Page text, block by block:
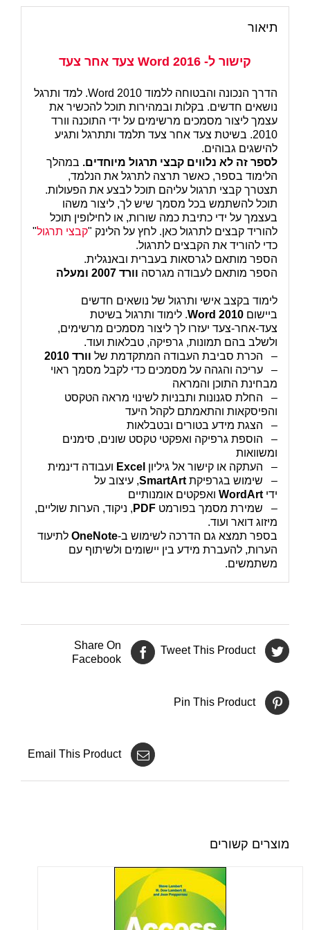
תיאור
קישור ל- Word 2016 צעד אחר צעד
הדרך הנכונה והבטוחה ללמוד Word 2010. למד ותרגל
נושאים חדשים. בקלות ובמהירות תוכל להכשיר את
עצמך ליצור מסמכים מרשימים על ידי התוכנה וורד
2010. בשיטת צעד אחר צעד תלמד ותתרגל ותגיע
להישגים גבוהים.
לספר זה לא נלווים קבצי תרגול מיוחדים. במהלך
הלימוד בספר, כאשר תרצה לתרגל את הנלמד,
תצטרך קבצי תרגול עליהם תוכל לבצע את הפעולות.
תוכל להשתמש בכל מסמך שיש לך, ליצור משהו
בעצמך על ידי כתיבת כמה שורות, או לחילופין תוכל
להוריד קבצים לתרגול כאן. לחץ על הלינק "קבצי תרגול"
כדי להוריד את הקבצים לתרגול.
הספר מותאם לגרסאות בעברית ובאנגלית.
הספר מותאם לעבודה מגרסה וורד 2007 ומעלה
לימוד בקצב אישי ותרגול של נושאים חדשים
ביישום Word 2010. לימוד ותרגול בשיטת
צעד-אחר-צעד יעזרו לך ליצור מסמכים מרשימים,
ולשלב בהם תמונות, גרפיקה, טבלאות ועוד.
– הכרת סביבת העבודה המתקדמת של וורד 2010
– עריכה והגהה על מסמכים כדי לקבל מסמך ראוי
מבחינת התוכן והמראה
– החלת סגנונות ותבניות לשינוי מראה הטקסט
והפיסקאות והתאמתם לקהל היעד
– הצגת מידע בטורים ובטבלאות
– הוספת גרפיקה ואפקטי טקסט שונים, סימנים
ומשוואות
– העתקה או קישור אל גיליון Excel ועבודה דינמית
– שימוש בגרפיקת SmartArt, עיצוב על
ידי WordArtואפקטים אומנותיים
– שמירת מסמך בפורמט PDF , ניקוד, הערות שוליים,
מיזוג דואר ועוד.
בספר תמצא גם הדרכה לשימוש ב-OneNoteלתיעוד
הערות, להעברת מידע בין יישומים ולשיתוף עם
משתמשים.
Share On
Facebook
Tweet This Product
Pin This Product
Email This Product
מוצרים קשורים